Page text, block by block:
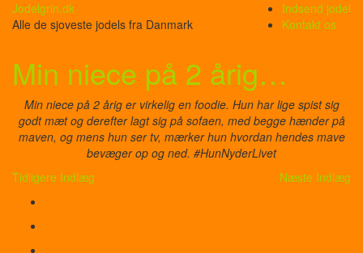
Jodelgrin.dk
Alle de sjoveste jodels fra Danmark
Indsend jodel
Kontakt os
Min niece på 2 årig…
Min niece på 2 årig er virkelig en foodie. Hun har lige spist sig
godt mæt og derefter lagt sig på sofaen, med begge hænder på
maven, og mens hun ser tv, mærker hun hvordan hendes mave
bevæger op og ned. #HunNyderLivet
Tidligere Indlæg
Næste Indlæg